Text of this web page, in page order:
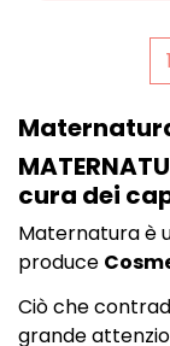
1
cura dei
Maternatura è
produce
Ciò che
grande